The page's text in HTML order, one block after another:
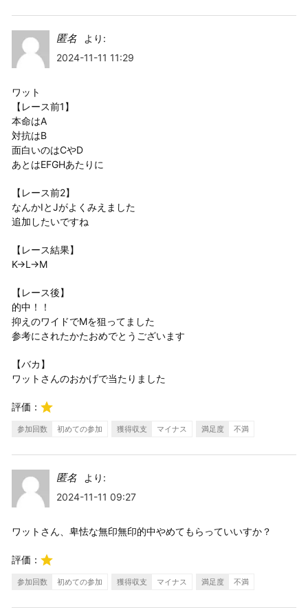
匿名
より:
2024-11-11 11:29
ワット
【レース前1】
本命はA
対抗はB
面白いのはCやD
あとはEFGHあたりに
【レース前2】
なんかIとJがよくみえました
追加したいですね
【レース結果】
K→L→M
【レース後】
的中！！
抑えのワイドでMを狙ってました
参考にされたかたおめでとうございます
【バカ】
ワットさんのおかげで当たりました
評価：
参加回数 初めての参加 獲得収支 マイナス 満足度 不満
匿名
より:
2024-11-11 09:27
ワットさん、卑怯な無印無印的中やめてもらっていいすか？
評価：
参加回数 初めての参加 獲得収支 マイナス 満足度 不満